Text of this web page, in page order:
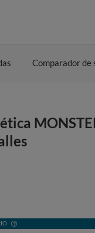
Comparador de